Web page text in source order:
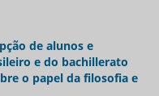
de alunos e
e do bachillerato
o papel da filosofia e